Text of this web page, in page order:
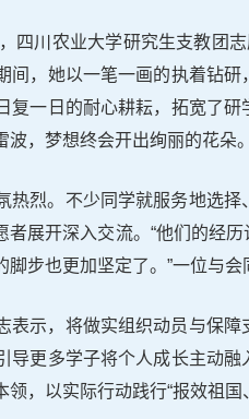
四川农业大学研究生支教团
间，她以一笔一画的执着钻研
复一日的耐心耕耘，拓宽了研
，梦想终会开出绚丽的花朵。
热烈。不少同学就服务地选
展开深入交流。“他们的经
步也更加坚定了。”一位与会
表示，将做实组织动员与保
导更多学子将个人成长主动融
，以实际行动践行“报效祖国